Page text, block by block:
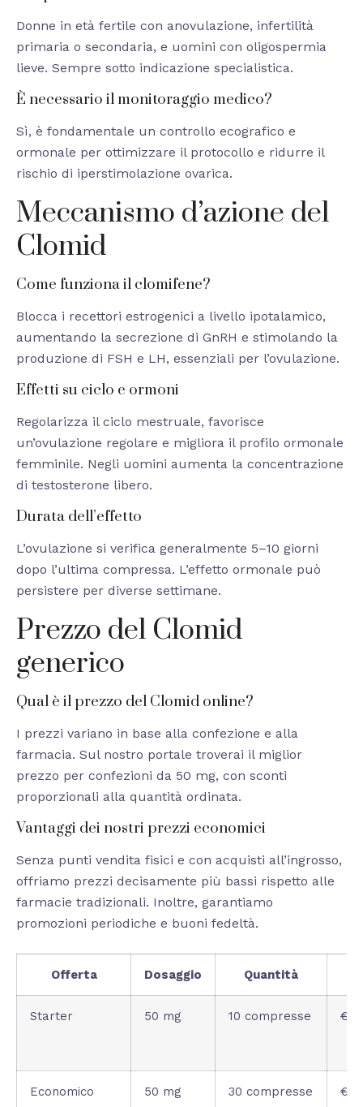
Donne in età fertile con anovulazione, infertilità
primaria o secondaria, e uomini con oligospermia
lieve. Sempre sotto indicazione specialistica.
È necessario il monitoraggio medico?
Sì, è fondamentale un controllo ecografico e
ormonale per ottimizzare il protocollo e ridurre il
rischio di iperstimolazione ovarica.
Meccanismo d’azione del
Clomid
Come funziona il clomifene?
Blocca i recettori estrogenici a livello ipotalamico,
aumentando la secrezione di GnRH e stimolando la
produzione di FSH e LH, essenziali per l’ovulazione.
Effetti su ciclo e ormoni
Regolarizza il ciclo mestruale, favorisce
un’ovulazione regolare e migliora il profilo ormonale
femminile. Negli uomini aumenta la concentrazione
di testosterone libero.
Durata dell’effetto
L’ovulazione si verifica generalmente 5–10 giorni
dopo l’ultima compressa. L’effetto ormonale può
persistere per diverse settimane.
Prezzo del Clomid
generico
Qual è il prezzo del Clomid online?
I prezzi variano in base alla confezione e alla
farmacia. Sul nostro portale troverai il miglior
prezzo per confezioni da 50 mg, con sconti
proporzionali alla quantità ordinata.
Vantaggi dei nostri prezzi economici
Senza punti vendita fisici e con acquisti all’ingrosso,
offriamo prezzi decisamente più bassi rispetto alle
farmacie tradizionali. Inoltre, garantiamo
promozioni periodiche e buoni fedeltà.
Offerta Dosaggio Quantità
Starter 50 mg 10 compresse
Economico 50 mg 30 compresse